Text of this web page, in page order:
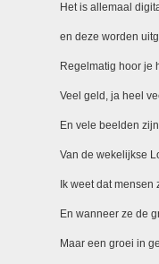
Het is allemaal
en deze worden
Regelmatig hoor je
Veel geld, ja heel
En vele beelden
Van de wekelijkse
Ik weet dat
En wanneer ze de
Maar een groei in